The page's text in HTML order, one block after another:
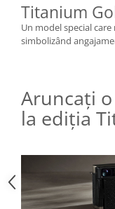
Titanium
Un model special care
simbolizând
Aruncați
la ediția